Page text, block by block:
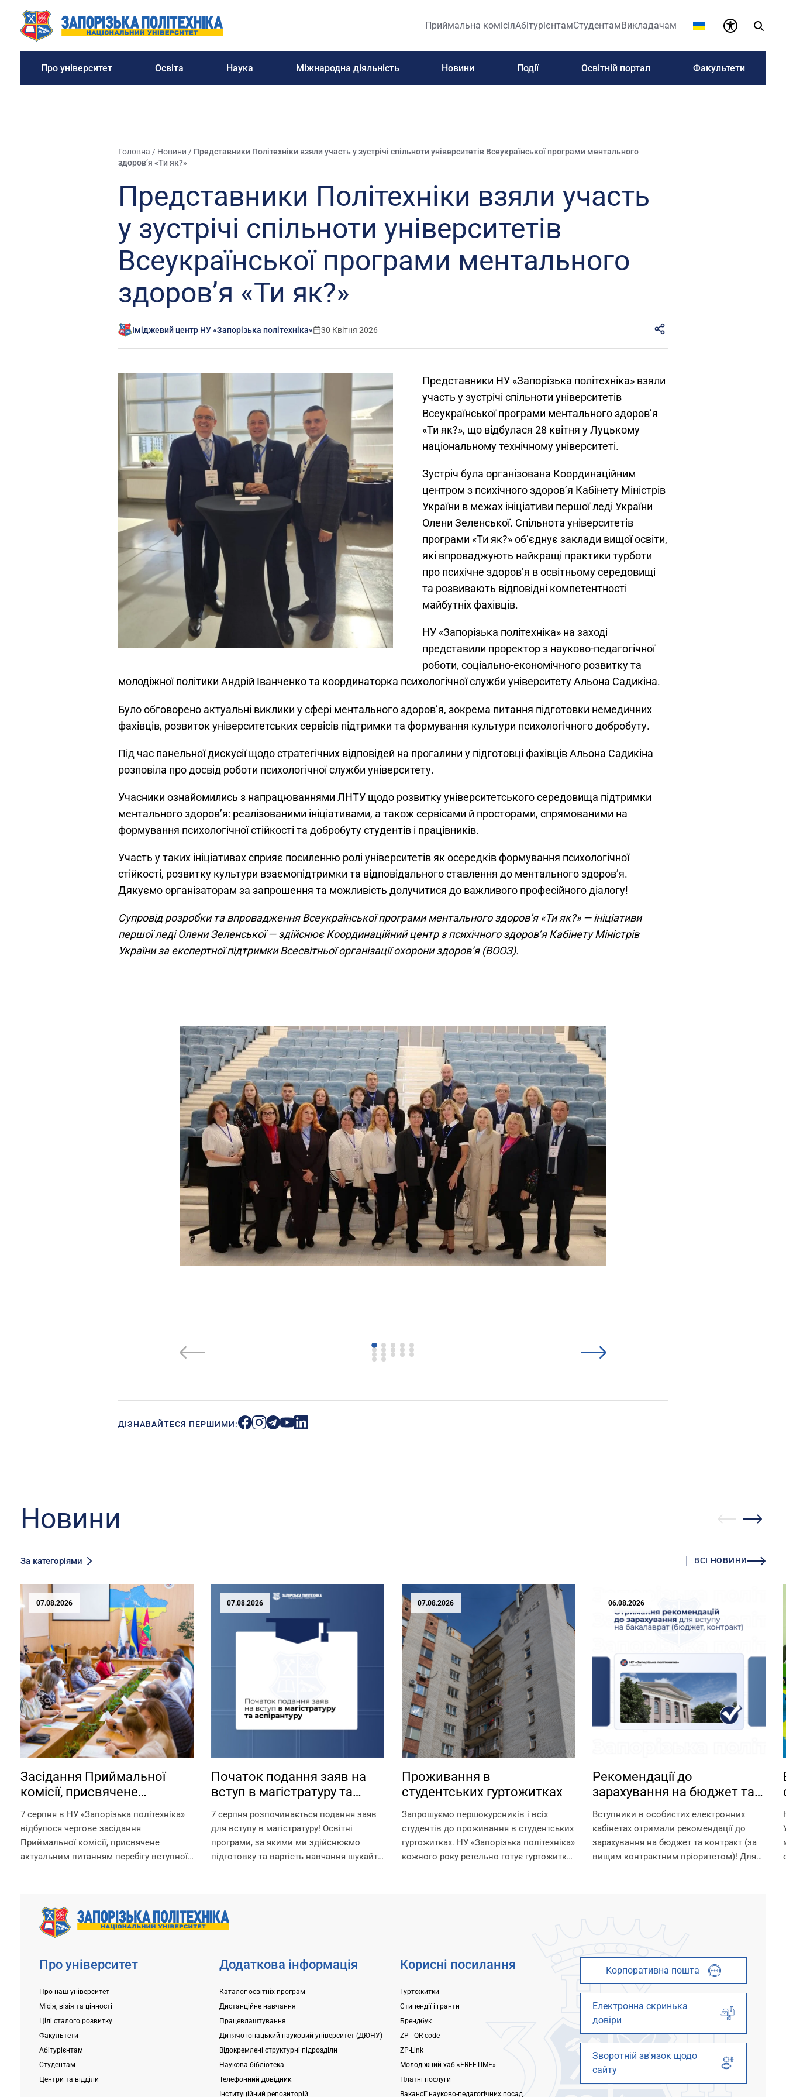
Приймальна комісіяАбітурієнтамСтудентамВикладачам
Про університет Освіта Наука Міжнародна діяльність Новини Події Освітній портал Факультети
Головна / Новини / Представники Політехніки взяли участь у зустрічі спільноти університетів Всеукраїнської програми ментального
здоров’я «Ти як?»
Представники Політехніки взяли участь
у зустрічі спільноти університетів
Всеукраїнської програми ментального
здоров’я «Ти як?»
Іміджевий центр НУ «Запорізька політехніка» 30 Квітня 2026
Представники НУ «Запорізька політехніка» взяли
участь у зустрічі спільноти університетів
Всеукраїнської програми ментального здоров’я
«Ти як?», що відбулася 28 квітня у Луцькому
національному технічному університеті.
Зустріч була організована Координаційним
центром з психічного здоров’я Кабінету Міністрів
України в межах ініціативи першої леді України
Олени Зеленської. Спільнота університетів
програми «Ти як?» об’єднує заклади вищої освіти,
які впроваджують найкращі практики турботи
про психічне здоров’я в освітньому середовищі
та розвивають відповідні компетентності
майбутніх фахівців.
НУ «Запорізька політехніка» на заході
представили проректор з науково-педагогічної
роботи, соціально-економічного розвитку та
молодіжної політики Андрій Іванченко та координаторка психологічної служби університету Альона Садикіна.
Було обговорено актуальні виклики у сфері ментального здоров’я, зокрема питання підготовки немедичних
фахівців, розвиток університетських сервісів підтримки та формування культури психологічного добробуту.
Під час панельної дискусії щодо стратегічних відповідей на прогалини у підготовці фахівців Альона Садикіна
розповіла про досвід роботи психологічної служби університету.
Учасники ознайомились з напрацюваннями ЛНТУ щодо розвитку університетського середовища підтримки
ментального здоров’я: реалізованими ініціативами, а також сервісами й просторами, спрямованими на
формування психологічної стійкості та добробуту студентів і працівників.
Участь у таких ініціативах сприяє посиленню ролі університетів як осередків формування психологічної
стійкості, розвитку культури взаємопідтримки та відповідального ставлення до ментального здоров’я.
Дякуємо організаторам за запрошення та можливість долучитися до важливого професійного діалогу!
Супровід розробки та впровадження Всеукраїнської програми ментального здоров’я «Ти як?» — ініціативи
першої леді Олени Зеленської — здійснює Координаційний центр з психічного здоров’я Кабінету Міністрів
України за експертної підтримки Всесвітньої організації охорони здоров’я (ВООЗ).
ДІЗНАВАЙТЕСЯ ПЕРШИМИ:
Новини
За категоріями ВСІ НОВИНИ
07.08.2026
Засідання Приймальної
комісії, присвячене
актуальним питанням
перебігу вступної кампанії
2026 року
7 серпня в НУ «Запорізька політехніка»
відбулося чергове засідання
Приймальної комісії, присвячене
актуальним питанням перебігу вступної
комісії докладає максимум зусиль,
щоб...
07.08.2026
Початок подання заяв на
вступ в магістратуру та
аспірантуру
7 серпня розпочинається подання заяв
для вступу в магістратуру! Освітні
програми, за якими ми здійснюємо
підготовку та вартість навчання шукайте
складання вступних іспитів в
університеті, заплановано проведення...
07.08.2026
Проживання в
студентських гуртожитках
Запрошуємо першокурсників і всіх
студентів до проживання в студентських
гуртожитках. НУ «Запорізька політехніка»
кожного року ретельно готує гуртожитки
06.08.2026
Рекомендації до
зарахування на бюджет та
контракт
Вступники в особистих електронних
кабінетах отримали рекомендації до
зарахування на бюджет та контракт (за
вищим контрактним пріоритетом)! Для
Про університет
Про наш університет
Місія, візія та цінності
Цілі сталого розвитку
Факультети
Абітурієнтам
Студентам
Центри та відділи
Додаткова інформація
Каталог освітніх програм
Дистанційне навчання
Працевлаштування
Дитячо-юнацький науковий університет (ДЮНУ)
Відокремлені структурні підрозділи
Наукова бібліотека
Телефонний довідник
Інституційний репозиторій
Корисні посилання
Гуртожитки
Стипендії і гранти
Брендбук
ZP - QR code
ZP-Link
Молодіжний хаб «FREETIME»
Платні послуги
Вакансії науково-педагогічних посад
Корпоративна пошта
Електронна скринька
довіри
Зворотній зв'язок щодо
сайту